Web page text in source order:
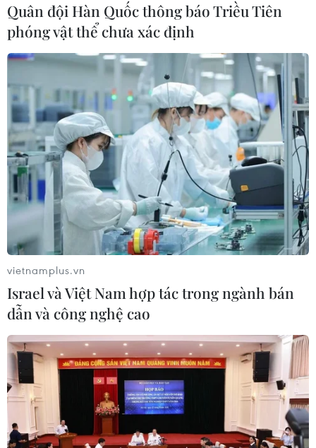
Quân đội Hàn Quốc thông báo Triều Tiên
phóng vật thể chưa xác định
vietnamplus.vn
Israel và Việt Nam hợp tác trong ngành bán
dẫn và công nghệ cao